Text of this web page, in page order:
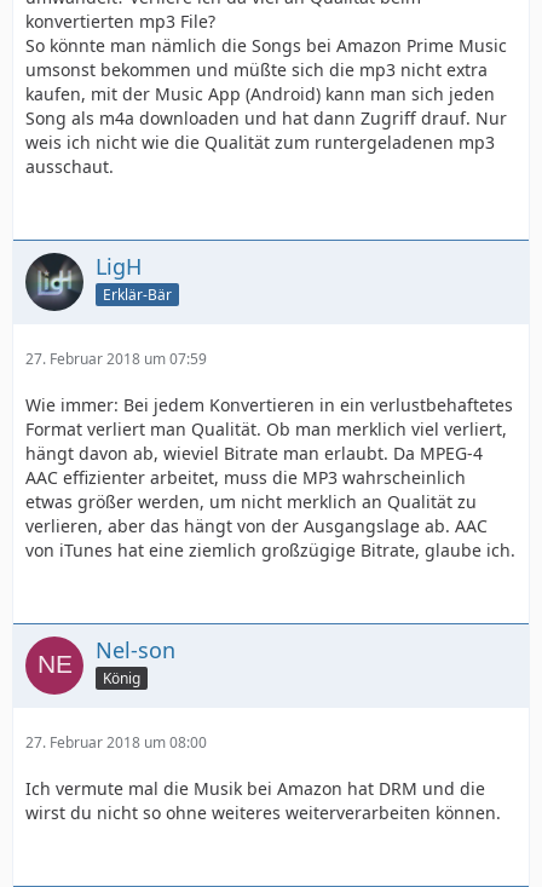
konvertierten mp3 File?
So könnte man nämlich die Songs bei Amazon Prime Music
umsonst bekommen und müßte sich die mp3 nicht extra
kaufen, mit der Music App (Android) kann man sich jeden
Song als m4a downloaden und hat dann Zugriff drauf. Nur
weis ich nicht wie die Qualität zum runtergeladenen mp3
ausschaut.
LigH
Erklär-Bär
27. Februar 2018 um 07:59
Wie immer: Bei jedem Konvertieren in ein verlustbehaftetes
Format verliert man Qualität. Ob man merklich viel verliert,
hängt davon ab, wieviel Bitrate man erlaubt. Da MPEG-4
AAC effizienter arbeitet, muss die MP3 wahrscheinlich
etwas größer werden, um nicht merklich an Qualität zu
verlieren, aber das hängt von der Ausgangslage ab. AAC
von iTunes hat eine ziemlich großzügige Bitrate, glaube ich.
Nel-son
König
27. Februar 2018 um 08:00
Ich vermute mal die Musik bei Amazon hat DRM und die
wirst du nicht so ohne weiteres weiterverarbeiten können.